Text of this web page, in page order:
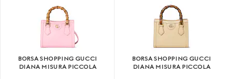
BORSA SHOPPING GUCCI
DIANA MISURA PICCOLA
BORSA SHOPPING GUCCI
DIANA MISURA PICCOLA